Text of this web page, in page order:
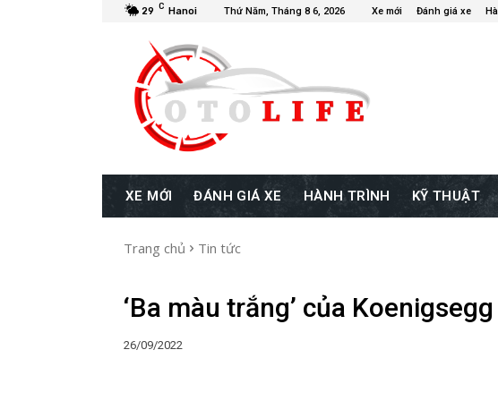
29 C Hanoi Thứ Năm, Tháng 8 6, 2026 Xe mới Đánh giá xe
XE MỚI ĐÁNH GIÁ XE HÀNH TRÌNH KỸ THUẬT
Trang chủ Tin tức
‘Ba màu trắng’ của
26/09/2022